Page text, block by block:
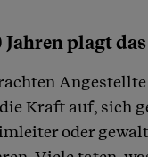
Jahren plagt
Kraft auf, sich
oder